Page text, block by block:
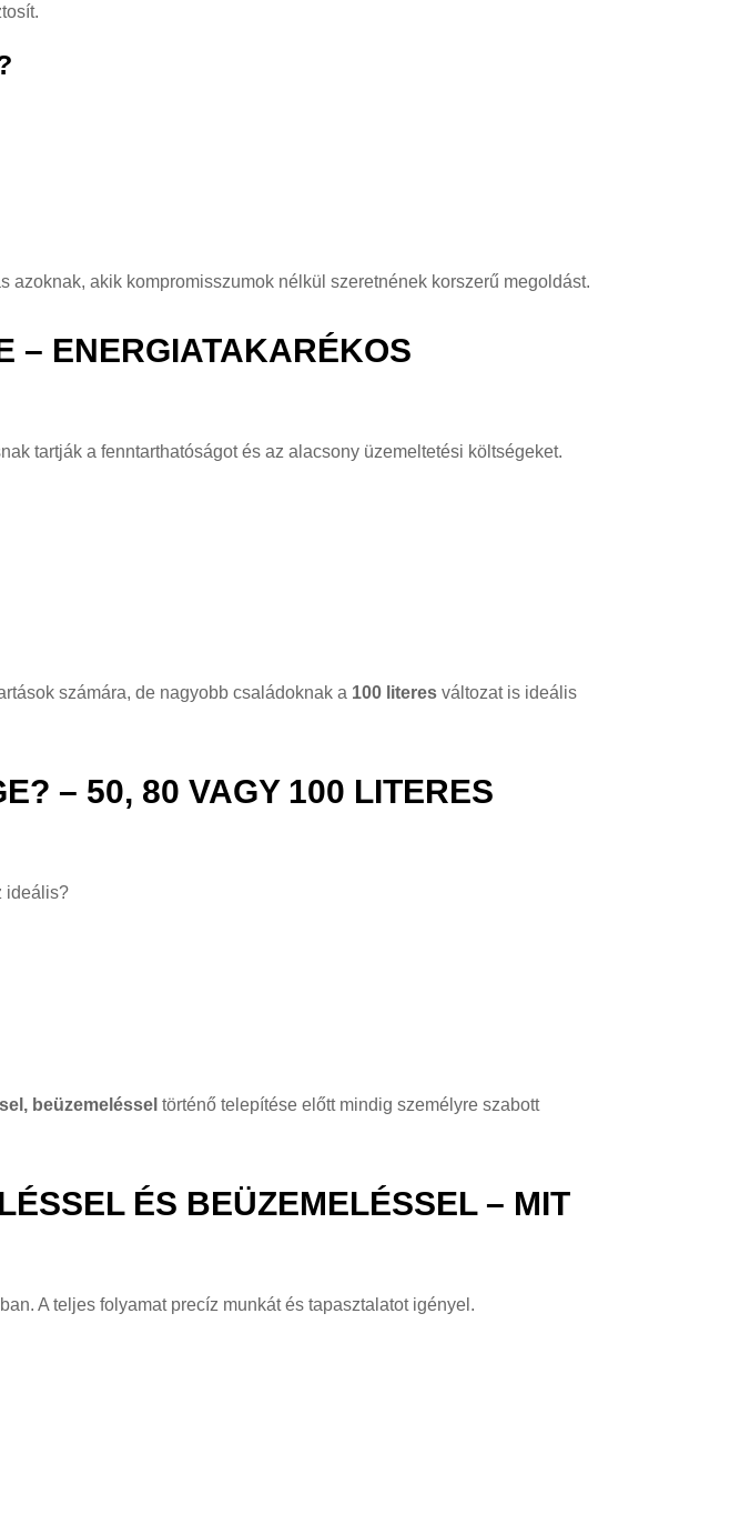
akik kompromisszumok nélkül szeretnének korszerű megoldást.
– ENERGIATAKARÉKOS
tartják a fenntarthatóságot és az alacsony üzemeltetési költségeket.
számára, de nagyobb családoknak a 100 literes változat is ideális
– 50, 80 VAGY 100 LITERES
ideális?
beüzemeléssel történő telepítése előtt mindig személyre szabott
ÉS BEÜZEMELÉSSEL – MIT
A teljes folyamat precíz munkát és tapasztalatot igényel.